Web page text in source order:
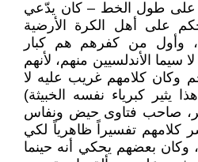
على طول الخط – كان يدّعي
على أهل الكرة الأرضية
وأول من كفرهم هم كبار
سيما الأندلسيين منهم، لأنهم
وكان كلامهم غريب عليه لا
يثير كبرياء نفسه الخبيثة)
صاحب فتاوى حيض ونفاس
كلامهم تفسيراً ظاهرياً لكي
وكان بعضهم يحكي أنه حينما